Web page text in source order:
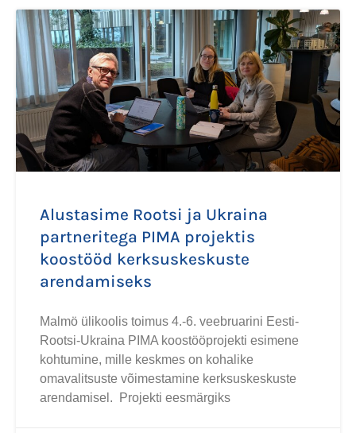
Alustasime Rootsi ja Ukraina
partneritega PIMA projektis
koostööd kerksuskeskuste
arendamiseks
Malmö ülikoolis toimus 4.-6. veebruarini Eesti-
Rootsi-Ukraina PIMA koostööprojekti esimene
kohtumine, mille keskmes on kohalike
omavalitsuste võimestamine kerksuskeskuste
arendamisel. Projekti eesmärgiks